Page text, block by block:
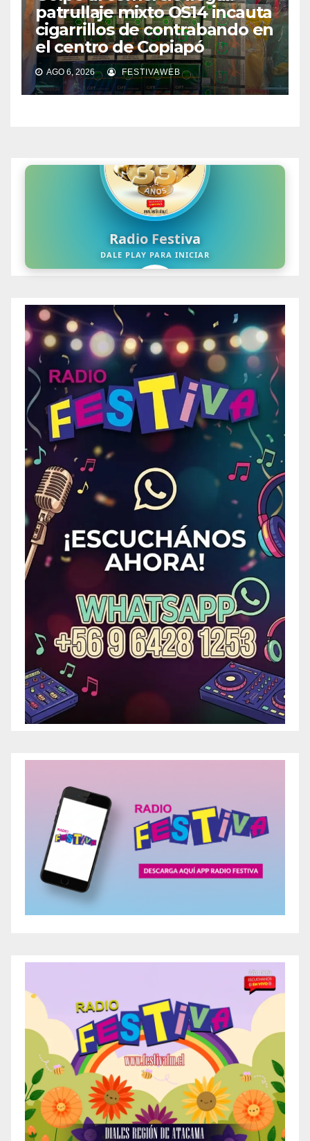
patrullaje mixto OS14 incauta
cigarrillos de contrabando en
el centro de Copiapó
AGO 6, 2026 FESTIVAWEB